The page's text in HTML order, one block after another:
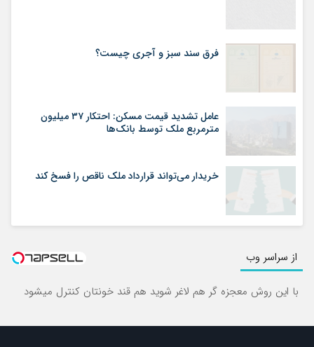
فرق سند سبز و آجری چیست؟
عامل تشدید قیمت مسکن: احتکار ۳۷ میلیون
مترمربع ملک توسط بانک‌ها
خریدار می‌تواند قرارداد ملک ناقص را فسخ کند
از سراسر وب
با این روش معجزه گر هم لاغر شوید هم قند خونتان کنترل میشود